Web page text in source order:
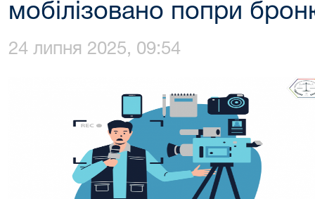
мобілізовано попри
24 липня 2025, 09:54